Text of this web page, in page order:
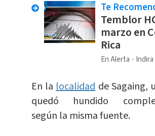
Te
Temblor
marzo en
Rica
En Alerta
En lalocalidad de Sagaing,
quedó hundido
según la misma fuente.